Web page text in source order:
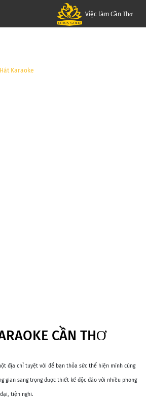
Việc làm Cần Thơ
Hát Karaoke
CẦN THƠ
địa chỉ tuyệt vời để bạn thỏa sức thể hiện mình cùng
gian sang trọng được thiết kế độc đáo với nhiều phong
tiện nghi.